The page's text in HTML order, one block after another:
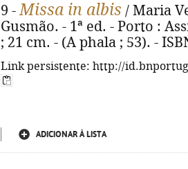
9 -Missa in albis / Maria
Gusmão. - 1ª ed. - Porto :
; 21 cm. - (A phala ; 53). -
Link persistente: http://
ADICIONAR À LISTA